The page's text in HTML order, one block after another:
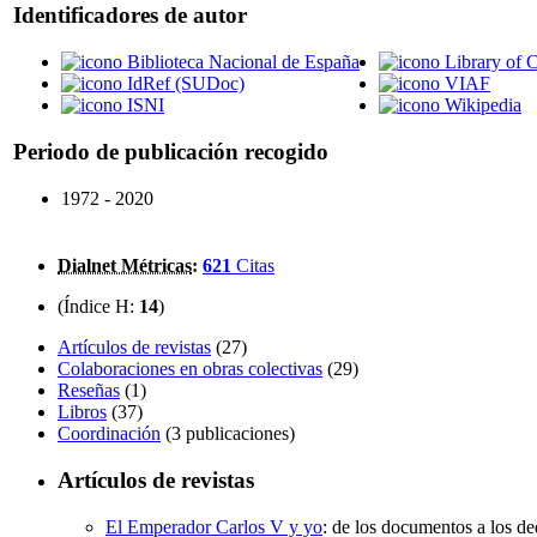
Identificadores de autor
Biblioteca Nacional de España
IdRef (SUDoc)
ISNI
Library of
VIAF
Wikipedia
Periodo de publicación recogido
1972 - 2020
Dialnet Métricas: 621 Citas
(Índice H: 14)
Artículos de revistas (27)
Colaboraciones en obras colectivas (29)
Reseñas (1)
Libros (37)
Coordinación (3 publicaciones)
Artículos de revistas
El Emperador Carlos V y yo: de los documentos a los